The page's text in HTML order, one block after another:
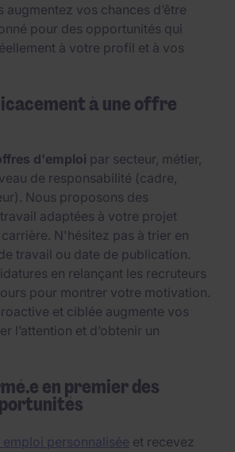
augmentez vos chances d’être
pour des opportunités qui
à votre profil et à vos
à une offre
d'emploi par secteur, métier,
de responsabilité (cadre,
Nous proposons des
adaptées à votre projet
N'hésitez pas à trier en
travail ou date de publication.
en relançant les recruteurs
pour montrer votre motivation.
et ciblée augmente vos
l’attention et d’obtenir un
en premier des
personnalisée et recevez